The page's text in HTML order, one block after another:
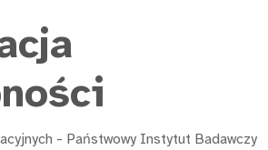
- Państwowy Instytut Badawczy